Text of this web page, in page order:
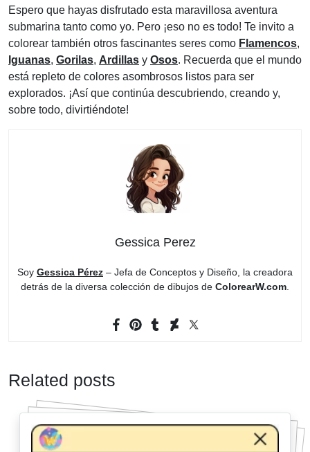
Espero que hayas disfrutado esta maravillosa aventura
submarina tanto como yo. Pero ¡eso no es todo! Te invito a
colorear también otros fascinantes seres como Flamencos,
Iguanas, Gorilas, Ardillas y Osos. Recuerda que el mundo
está repleto de colores asombrosos listos para ser
explorados. ¡Así que continúa descubriendo, creando y,
sobre todo, divirtiéndote!
Gessica Perez
Soy Gessica Pérez – Jefa de Conceptos y Diseño, la creadora
detrás de la diversa colección de dibujos de ColorearW.com
Related posts